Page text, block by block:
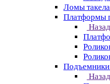
Ломы
Платформы
Назад
Подъемники
Назад